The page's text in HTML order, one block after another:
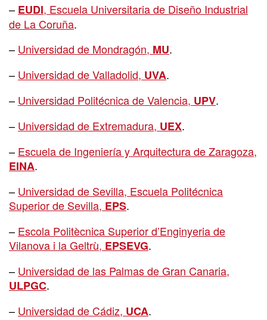
– EUDI, Escuela Universitaria de Diseño Industrial
de La Coruña.
– Universidad de Mondragón, MU.
– Universidad de Valladolid, UVA.
– Universidad Politécnica de Valencia, UPV.
– Universidad de Extremadura, UEX.
– Escuela de Ingeniería y Arquitectura de Zaragoza,
EINA.
– Universidad de Sevilla, Escuela Politécnica
Superior de Sevilla, EPS.
– Escola Politècnica Superior d’Enginyeria de
Vilanova i la Geltrù, EPSEVG.
– Universidad de las Palmas de Gran Canaria,
ULPGC.
– Universidad de Cádiz, UCA.